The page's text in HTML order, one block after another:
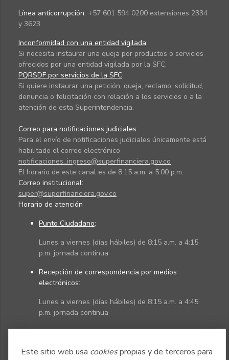
Este sitio web usa cookiespropias y de terceros para
Línea anticorrupción: +57 601 594 0200 extensiones 2334
y 3623
Inconformidad con una entidad vigilada:
Si necesita instaurar una queja por productos o servicios
ofrecidos por una entidad vigilada por la SFC.
PQRSDF por servicios de la SFC:
Si quiere instaurar una petición, queja, reclamo, solicitud,
denuncia o felicitación con relación a los servicios o a la
atención de esta Superintendencia.
Correo para notificaciones judiciales:
Para el envío de notificaciones judiciales únicamente está
habilitado el correo electrónico
notificaciones_ingreso@superfinanciera.gov.co
El horario de este canal es de 8:15 a.m. a 5:00 p.m.
Correo institucional:
super@superfinanciera.gov.co
Horario de atención
Punto Ciudadano:
Lunes a viernes (días hábiles) de 8:15 a.m. a 4:15
p.m. jornada continua
Recepción de correspondencia por medios
electrónicos:
Lunes a viernes (días hábiles) de 8:15 a.m. a 4:45
p.m. jornada continua